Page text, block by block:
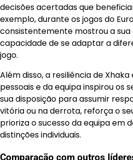
decisões acertadas que
exemplo, durante os jogos do
consistentemente mostrou a
capacidade de se adaptar a
jogo.
Além disso, a resiliência de
pessoais e da equipa inspirou os
sua disposição para assumir
vitória ou na derrota, reforça o
prioriza o sucesso da equipa em
distinções individuais.
Comparação com outros